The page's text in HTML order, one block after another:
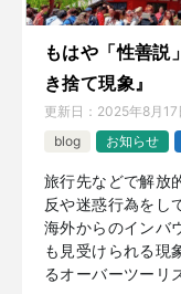
もはや「性善説
き捨て現象』
更新日： 2025年8月17
blog
お知らせ
旅行先などで解放
反や迷惑行為をし
海外からのインバ
も見受けられる現
るオーバーツーリ